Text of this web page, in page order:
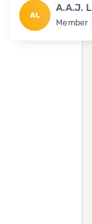
AL
A.A.J. L
Member